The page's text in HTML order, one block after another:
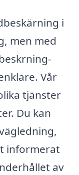
i
men med
Vår
tjänster
Du kan
informerat
av